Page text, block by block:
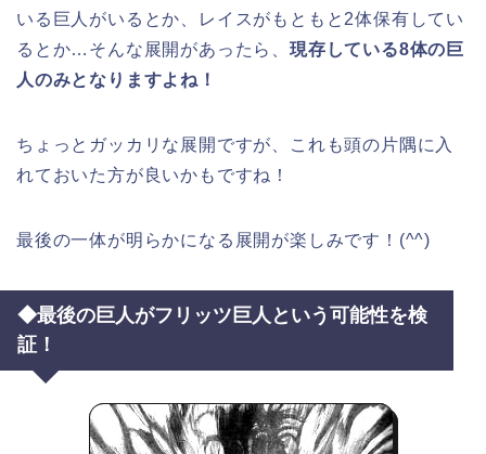
いる巨人がいるとか、レイスがもともと2体保有してい
るとか…そんな展開があったら、 現存している8体の巨
人のみとなりますよね！
ちょっとガッカリな展開ですが、これも頭の片隅に入
れておいた方が良いかもですね！
最後の一体が明らかになる展開が楽しみです！(^^)
◆最後の巨人がフリッツ巨人という可能性を検
証！